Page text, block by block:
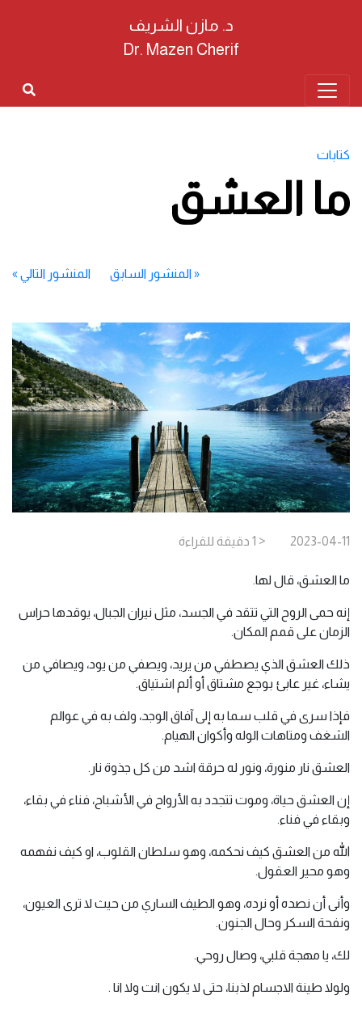
د. مازن الشريف
Dr. Mazen Cherif
كتابات
ما العشق
«المنشور السابق المنشور التالي »
2023-04-11
< 1 دقيقة للقراءة
ما العشق، قال لها.
إنه حمى الروح التي تتقد في الجسد، مثل نيران الجبال، يوقدها حراس
الزمان على قمم المكان.
ذلك العشق الذي يصطفي من يريد، ويصفي من يود، ويصافي من
يشاء، غير عابئ بوجع مشتاق أو ألم اشتياق.
فإذا سرى في قلب سما به إلى آفاق الوجد، ولف به في عوالم
الشغف ومتاهات الوله وأكوان الهيام.
العشق نار منورة، ونور له حرقة اشد من كل جذوة نار.
إن العشق حياة، وموت تتجدد به الأرواح في الأشباح، فناء في بقاء،
وبقاء في فناء.
الله من العشق كيف نحكمه، وهو سلطان القلوب، او كيف نفهمه
وهو محير العقول.
وأنى أن نصده أو نرده، وهو الطيف الساري من حيث لا ترى العيون،
ونفحة السكر وحال الجنون.
لك، يا مهجة قلبي، وصال روحي.
ولولا طينة الاجسام لذبنا، حتى لا يكون انت ولا انا .